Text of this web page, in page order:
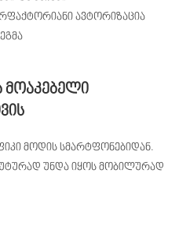
ავტორიზაცია
მოაკებელი
მოდის სმარტფონებიდან.
უნდა იყოს მობილურად